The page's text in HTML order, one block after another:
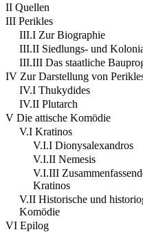
II Quellen
III Perikles
III.I Zur Biographie
III.II Siedlungs- und
III.III Das staatliche
IV Zur Darstellung von
IV.I Thukydides
IV.II Plutarch
V Die attische Komödie
V.I Kratinos
V.I.I Dionysalexandros
V.I.II Nemesis
V.I.III
Kratinos
V.II Historische und
Komödie
VI Epilog